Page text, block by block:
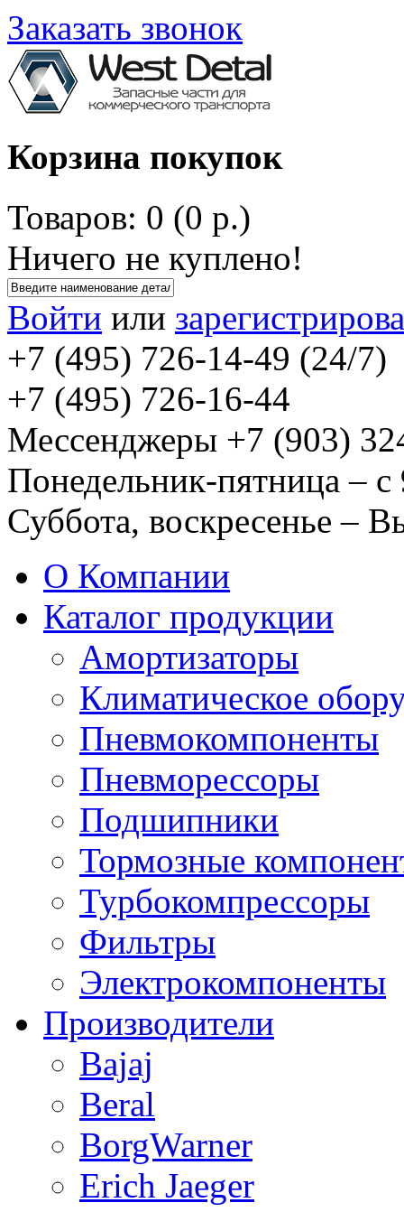
Заказать звонок
Корзина покупок
Товаров: 0 (0 р.)
Ничего не куплено!
Войти или
+7 (495) 726-14-49 (24/7)
+7 (495) 726-16-44
Мессенджеры +7 (903)
Понедельник-пятница –
Суббота, воскресенье –
О Компании
Каталог продукции
Амортизаторы
Климатическое
Пневмокомпоненты
Пневморессоры
Подшипники
Тормозные
Турбокомпрессоры
Фильтры
Электрокомпоненты
Производители
Bajaj
Beral
BorgWarner
Erich Jaeger